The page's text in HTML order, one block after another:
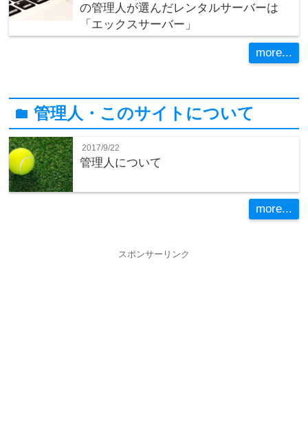
の管理人が選んだレンタルサーバーは
「エックスサーバー」
more...
folder管理人・このサイトについて
2017/9/22
管理人について
more...
スポンサーリンク